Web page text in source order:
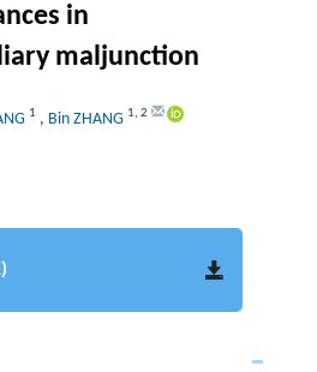
in
maljunction
1 , Bin ZHANG 1, 2